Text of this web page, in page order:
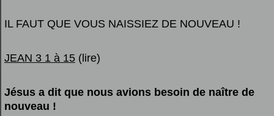
IL FAUT QUE VOUS NAISSIEZ DE NOUVEAU !
JEAN 3 1 à 15 (lire)
Jésus a dit que nous avions besoin de naître de
nouveau !